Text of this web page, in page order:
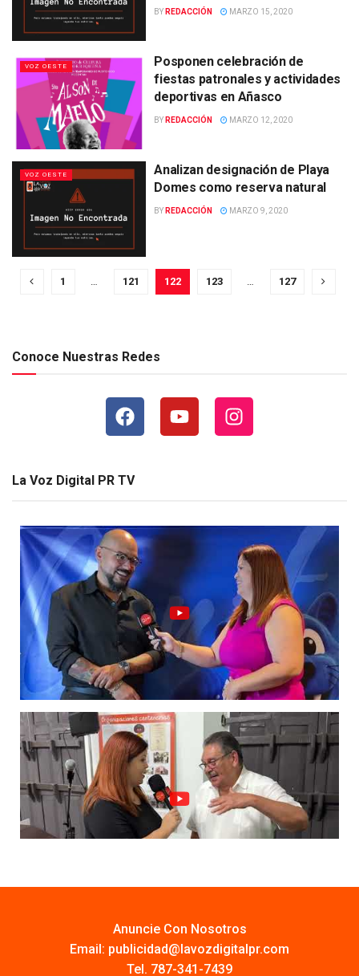
BY REDACCIÓN MARZO 15, 2020
VOZ OESTE
Posponen celebración de
fiestas patronales y actividades
deportivas en Añasco
BY REDACCIÓN MARZO 12, 2020
VOZ OESTE
Analizan designación de Playa
Domes como reserva natural
BY REDACCIÓN MARZO 9, 2020
1 … 121 122 123 … 127
Conoce Nuestras Redes
La Voz Digital PR TV
Anuncie Con Nosotros
Email: publicidad@lavozdigitalpr.com
Tel. 787-341-7439